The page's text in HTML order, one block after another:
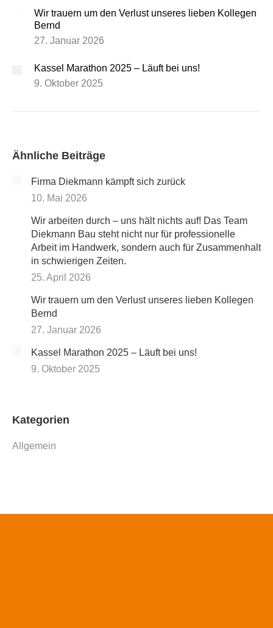
Wir trauern um den Verlust unseres lieben Kollegen
Bernd
27. Januar 2026
Kassel Marathon 2025 – Läuft bei uns!
9. Oktober 2025
Ähnliche Beiträge
Firma Diekmann kämpft sich zurück
10. Mai 2026
Wir arbeiten durch – uns hält nichts auf! Das Team
Diekmann Bau steht nicht nur für professionelle
Arbeit im Handwerk, sondern auch für Zusammenhalt
in schwierigen Zeiten.
25. April 2026
Wir trauern um den Verlust unseres lieben Kollegen
Bernd
27. Januar 2026
Kassel Marathon 2025 – Läuft bei uns!
9. Oktober 2025
Kategorien
Allgemein